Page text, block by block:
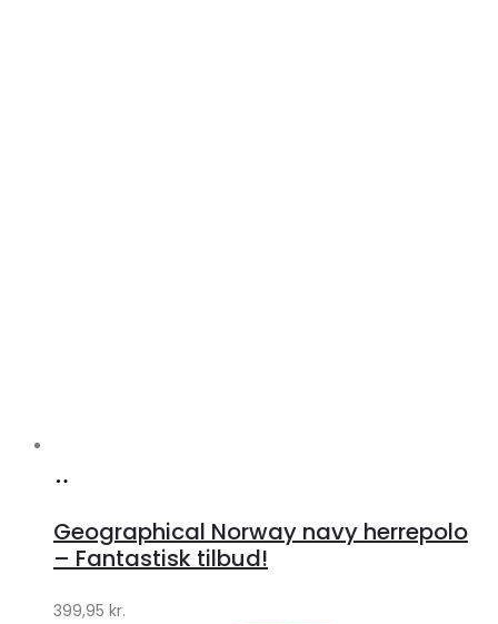
Klædeskabet.dk
Geographical Norway navy herrepolo
– Fantastisk tilbud!
399,95 kr.